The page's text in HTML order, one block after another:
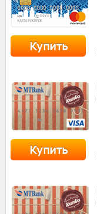
Купить
Купить